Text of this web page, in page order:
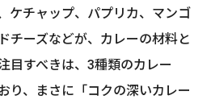
ケチャップ、パプリカ、マンゴ
チーズなどが、カレーの材料と
目すべきは、3種類のカレー
り、まさに「コクの深いカレー